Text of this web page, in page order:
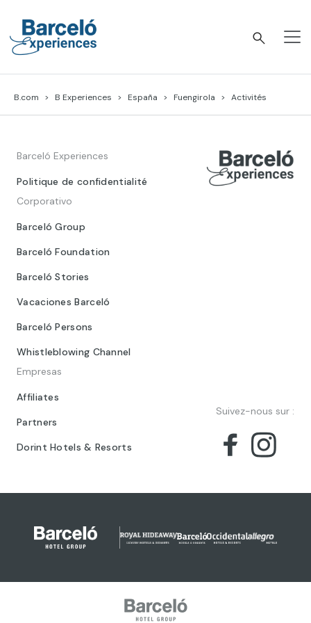
content
B.com B Experiences España Fuengirola Activités
Barceló Experiences
Politique de confidentialité
Corporativo
Barceló Group
Barceló Foundation
Barceló Stories
Vacaciones Barceló
Barceló Persons
Whistleblowing Channel
Empresas
Affiliates
Partners
Dorint Hotels & Resorts
Suivez-nous sur :